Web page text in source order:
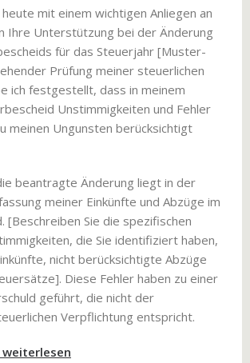
mit einem wichtigen Anliegen an
Ihre Unterstützung bei der Änderung
für das Steuerjahr [Muster-
Prüfung meiner steuerlichen
ich festgestellt, dass in meinem
Unstimmigkeiten und Fehler
meinen Ungunsten berücksichtigt
beantragte Änderung liegt in der
meiner Einkünfte und Abzüge im
[Beschreiben Sie die spezifischen
die Sie identifiziert haben,
nicht berücksichtigte Abzüge
Diese Fehler haben zu einer
geführt, die nicht der
Verpflichtung entspricht.